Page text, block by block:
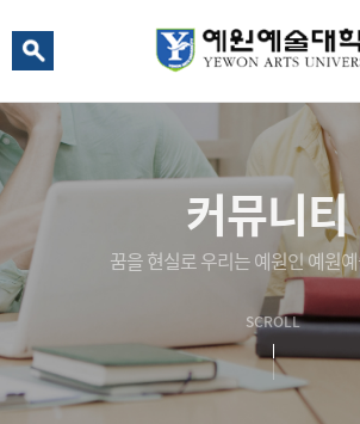
커뮤니티
꿈을 현실로 우리는 예원인 예원
SCROLL
예원 AI